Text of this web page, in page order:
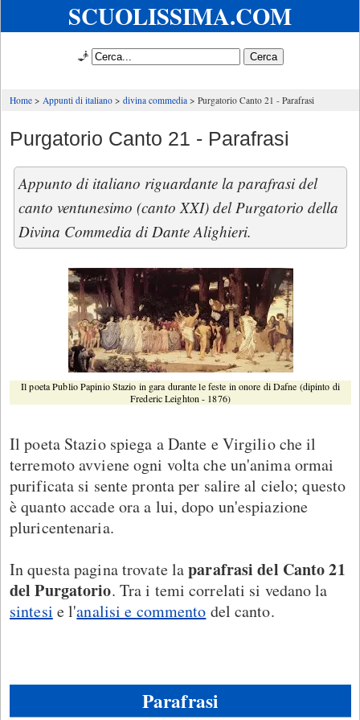
SCUOLISSIMA.COM
🧞
Home Appunti di italiano divina commedia Purgatorio Canto 21 - Parafrasi
Purgatorio Canto 21 - Parafrasi
Appunto di italiano riguardante la parafrasi del
canto ventunesimo (canto XXI) del Purgatorio della
Divina Commedia di Dante Alighieri.
Il poeta Publio Papinio Stazio in gara durante le feste in onore di Dafne (dipinto di
Frederic Leighton - 1876)
Il poeta Stazio spiega a Dante e Virgilio che il
terremoto avviene ogni volta che un'anima ormai
purificata si sente pronta per salire al cielo; questo
è quanto accade ora a lui, dopo un'espiazione
pluricentenaria.
In questa pagina trovate laparafrasi del Canto 21
del Purgatorio. Tra i temi correlati si vedano la
sintesi e l'analisi e commento del canto.
Parafrasi